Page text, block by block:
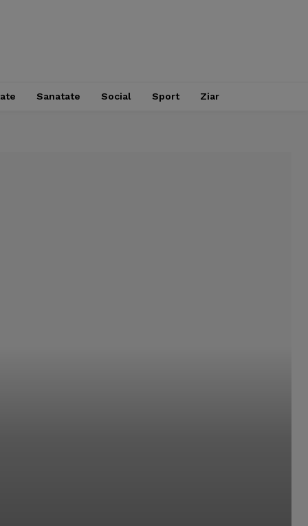
Sanatate Social Sport Ziar